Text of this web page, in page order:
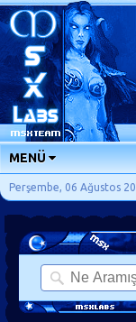
MENÜ
ANA SAYFA
FORUMLAR
SORU-CEVAP
GÜNLÜKLER
SON MESAJLAR
Perşembe, 06 Ağustos